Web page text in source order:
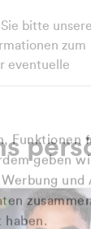
Funktionen
geben
und
haben.
bitte
zum
eventuelle